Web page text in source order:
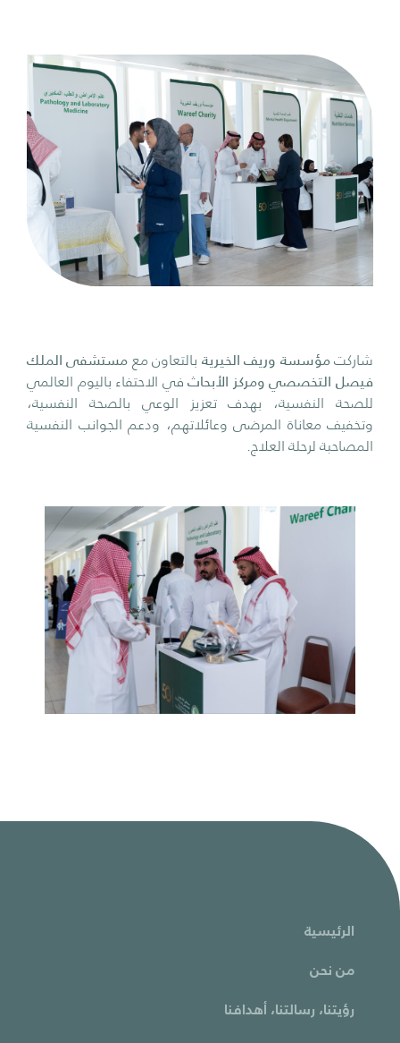
شاركتمؤسسة وريف الخيريةبالتعاون معمستشفى الملك
فيصل التخصصي ومركز الأبحاثفي الاحتفاء باليوم العالمي
للصحة النفسية، بهدف تعزيز الوعي بالصحة النفسية،
وتخفيف معاناة المرضى وعائلاتهم، ودعم الجوانب النفسية
المصاحبة لرحلة العلاج.
الرئيسية
من نحن
رؤيتنا، رسالتنا، أهدافنا